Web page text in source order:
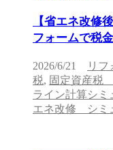
【省エネ改修
フォームで税
2026/6/21 リ
税, 固定資産税
ライン計算シミ
エネ改修 シミ